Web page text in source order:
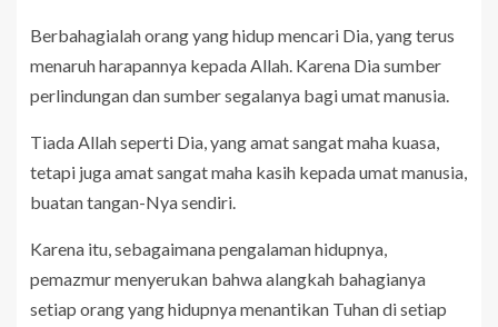
Berbahagialah orang yang hidup mencari Dia, yang terus
menaruh harapannya kepada Allah. Karena Dia sumber
perlindungan dan sumber segalanya bagi umat manusia.
Tiada Allah seperti Dia, yang amat sangat maha kuasa,
tetapi juga amat sangat maha kasih kepada umat manusia,
buatan tangan-Nya sendiri.
Karena itu, sebagaimana pengalaman hidupnya,
pemazmur menyerukan bahwa alangkah bahagianya
setiap orang yang hidupnya menantikan Tuhan di setiap